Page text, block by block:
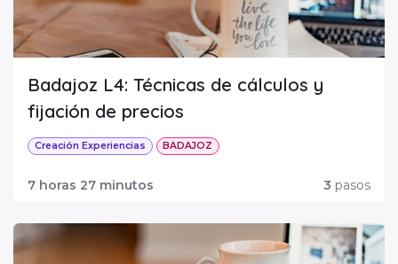
Badajoz L4: Técnicas de cálculos y
fijación de precios
Creación Experiencias BADAJOZ
7 horas 27 minutos 3 pasos